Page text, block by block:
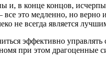
и, в конце концов,
это медленно, но
не всегда является
эффективно
при этом драгоценные